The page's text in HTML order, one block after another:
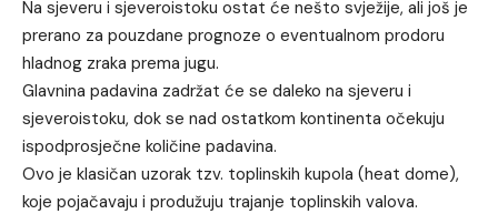
Na sjeveru i sjeveroistoku ostat će nešto svježije, ali još je
prerano za pouzdane prognoze o eventualnom prodoru
hladnog zraka prema jugu.
Glavnina padavina zadržat će se daleko na sjeveru i
sjeveroistoku, dok se nad ostatkom kontinenta očekuju
ispodprosječne količine padavina.
Ovo je klasičan uzorak tzv. toplinskih kupola (heat dome),
koje pojačavaju i produžuju trajanje toplinskih valova.